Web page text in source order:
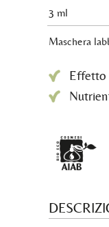
3 ml
Maschera
Effetto